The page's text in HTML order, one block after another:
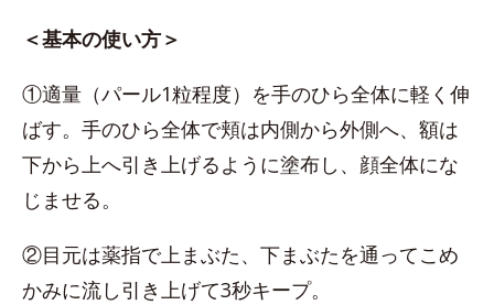
＜基本の使い方＞
①適量（パール1粒程度）を手のひら全体に軽く伸
ばす。手のひら全体で頬は内側から外側へ、額は
下から上へ引き上げるように塗布し、顔全体にな
じませる。
②目元は薬指で上まぶた、下まぶたを通ってこめ
かみに流し引き上げて3秒キープ。